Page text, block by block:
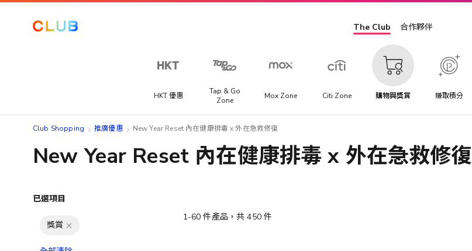
The Club 合作夥伴
HKT 優惠
Tap & Go
Zone
Mox Zone Citi Zone 購物與獎賞 賺取積分
Club Shopping 推廣優惠 New Year Reset 內在健康排毒 x 外在急救修復
New Year Reset 內在健康排毒 x 外在急救修復
1-60 件產品，共450件
已選項目
獎賞